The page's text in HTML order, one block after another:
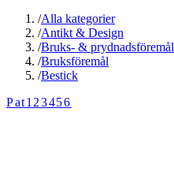
/Alla kategorier
/Antikt & Design
/Bruks- & prydnadsföremål
/Bruksföremål
/Bestick
Pat123456